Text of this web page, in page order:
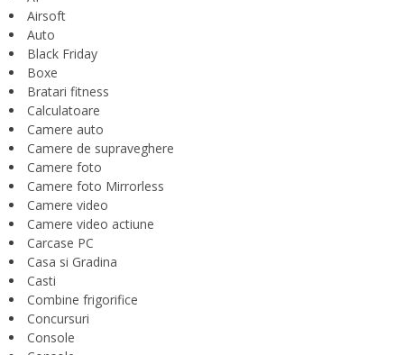
Airsoft
Auto
Black Friday
Boxe
Bratari fitness
Calculatoare
Camere auto
Camere de supraveghere
Camere foto
Camere foto Mirrorless
Camere video
Camere video actiune
Carcase PC
Casa si Gradina
Casti
Combine frigorifice
Concursuri
Console